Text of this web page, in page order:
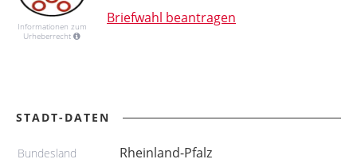
Informationen zum
Urheberrecht
Briefwahl beantragen
STADT-DATEN
Bundesland Rheinland-Pfalz